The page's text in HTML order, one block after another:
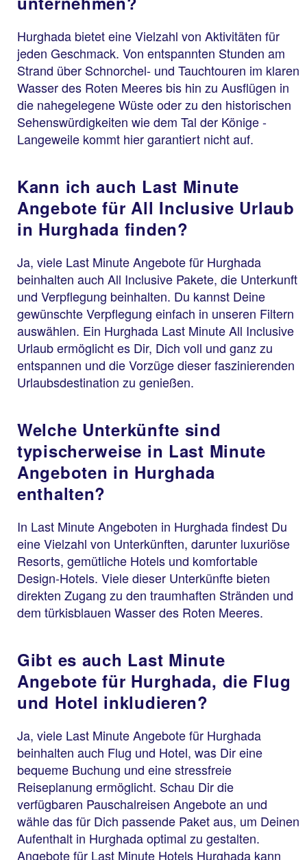
Hurghada bietet eine Vielzahl von Aktivitäten für
jeden Geschmack. Von entspannten Stunden am
Strand über Schnorchel- und Tauchtouren im klaren
Wasser des Roten Meeres bis hin zu Ausflügen in
die nahegelegene Wüste oder zu den historischen
Sehenswürdigkeiten wie dem Tal der Könige -
Langeweile kommt hier garantiert nicht auf.
Kann ich auch Last Minute
Angebote für All Inclusive Urlaub
in Hurghada finden?
Ja, viele Last Minute Angebote für Hurghada
beinhalten auch All Inclusive Pakete, die Unterkunft
und Verpflegung beinhalten. Du kannst Deine
gewünschte Verpflegung einfach in unseren Filtern
auswählen. Ein Hurghada Last Minute All Inclusive
Urlaub ermöglicht es Dir, Dich voll und ganz zu
entspannen und die Vorzüge dieser faszinierenden
Urlaubsdestination zu genießen.
Welche Unterkünfte sind
typischerweise in Last Minute
Angeboten in Hurghada
enthalten?
In Last Minute Angeboten in Hurghada findest Du
eine Vielzahl von Unterkünften, darunter luxuriöse
Resorts, gemütliche Hotels und komfortable
Design-Hotels. Viele dieser Unterkünfte bieten
direkten Zugang zu den traumhaften Stränden und
dem türkisblauen Wasser des Roten Meeres.
Gibt es auch Last Minute
Angebote für Hurghada, die Flug
und Hotel inkludieren?
Ja, viele Last Minute Angebote für Hurghada
beinhalten auch Flug und Hotel, was Dir eine
bequeme Buchung und eine stressfreie
Reiseplanung ermöglicht. Schau Dir die
verfügbaren Pauschalreisen Angebote an und
wähle das für Dich passende Paket aus, um Deinen
Aufenthalt in Hurghada optimal zu gestalten.
Angebote für Last Minute Hotels Hurghada kann